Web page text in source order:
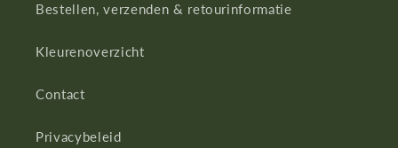
Bestellen, verzenden & retourinformatie
Kleurenoverzicht
Contact
Privacybeleid